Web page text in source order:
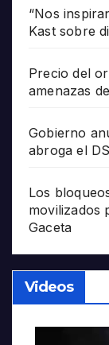
“Nos
Kast sobre
Precio del
amenazas
Gobierno
abroga el
Los
movilizados
Gaceta
Videos